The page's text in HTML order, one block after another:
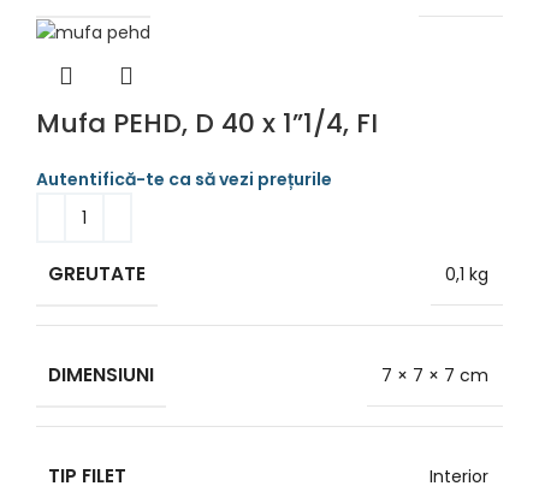
Mufa PEHD, D 40 x 1”1/4, FI
GREUTATE 0,1 kg
DIMENSIUNI 7 × 7 × 7 cm
TIP FILET Interior